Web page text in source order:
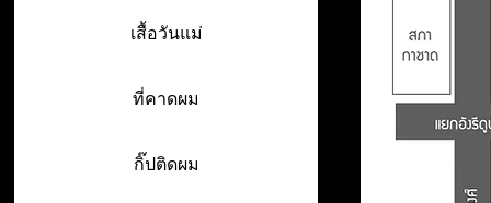
เสื้อวันแม่
ที่คาดผม
กิ๊ปติดผม